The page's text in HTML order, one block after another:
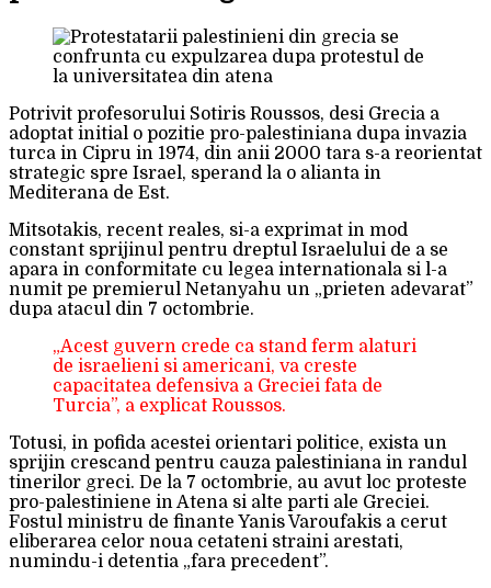
Potrivit profesorului Sotiris Roussos, desi Grecia a
adoptat initial o pozitie pro-palestiniana dupa invazia
turca in Cipru in 1974, din anii 2000 tara s-a reorientat
strategic spre Israel, sperand la o alianta in
Mediterana de Est.
Mitsotakis, recent reales, si-a exprimat in mod
constant sprijinul pentru dreptul Israelului de a se
apara in conformitate cu legea internationala si l-a
numit pe premierul Netanyahu un „prieten adevarat”
dupa atacul din 7 octombrie.
„Acest guvern crede ca stand ferm alaturi
de israelieni si americani, va creste
capacitatea defensiva a Greciei fata de
Turcia”, a explicat Roussos.
Totusi, in pofida acestei orientari politice, exista un
sprijin crescand pentru cauza palestiniana in randul
tinerilor greci. De la 7 octombrie, au avut loc proteste
pro-palestiniene in Atena si alte parti ale Greciei.
Fostul ministru de finante Yanis Varoufakis a cerut
eliberarea celor noua cetateni straini arestati,
numindu-i detentia „fara precedent”.